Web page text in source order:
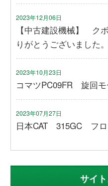
2023年12月06日
【中古建設機械】 ク
りがとうございました。
2023年10月23日
コマツPC09FR 旋回
2023年07月27日
日本CAT 315GC フロ
サイ